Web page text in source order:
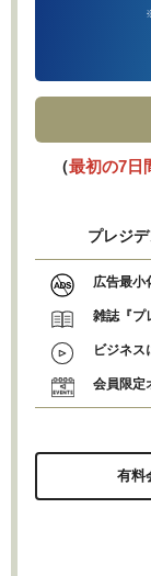
（最初の7日
プレジ
広告最小
雑誌『プ
ビジネス
会員限定
有料